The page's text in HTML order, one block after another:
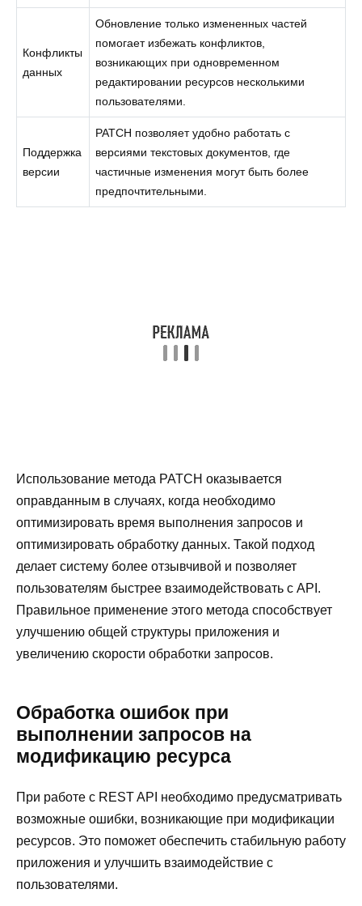
Конфликты
данных
Обновление только измененных частей
помогает избежать конфликтов,
возникающих при одновременном
редактировании ресурсов несколькими
пользователями.
Поддержка
версии
PATCH позволяет удобно работать с
версиями текстовых документов, где
частичные изменения могут быть более
предпочтительными.
Использование метода PATCH оказывается
оправданным в случаях, когда необходимо
оптимизировать время выполнения запросов и
оптимизировать обработку данных. Такой подход
делает систему более отзывчивой и позволяет
пользователям быстрее взаимодействовать с API.
Правильное применение этого метода способствует
улучшению общей структуры приложения и
увеличению скорости обработки запросов.
Обработка ошибок при
выполнении запросов на
модификацию ресурса
При работе с REST API необходимо предусматривать
возможные ошибки, возникающие при модификации
ресурсов. Это поможет обеспечить стабильную работу
приложения и улучшить взаимодействие с
пользователями.